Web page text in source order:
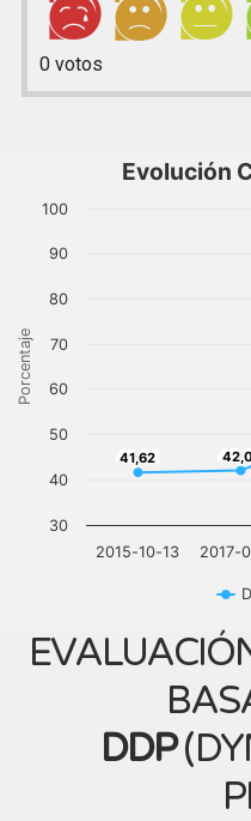
0votos
Porcentaje
Evolución
41,62
41,62
2015-10-13 2017-
30
40
50
60
70
80
90
100
DDP(